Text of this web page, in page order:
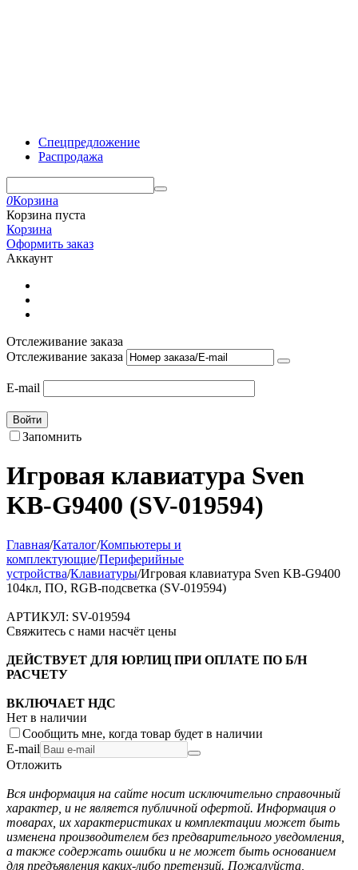
Спецпредложение
Распродажа
0Корзина
Корзина пуста
Корзина
Оформить заказ
Аккаунт
Отслеживание заказа
Отслеживание заказа
E-mail
Войти
Запомнить
Игровая клавиатура Sven
KB-G9400 (SV-019594)
Главная/Каталог/Компьютеры и
комплектующие/Периферийные
устройства/Клавиатуры/Игровая клавиатура Sven KB-G9400
104кл, ПО, RGB-подсветка (SV-019594)
АРТИКУЛ: SV-019594
Свяжитесь с нами насчёт цены
ДЕЙСТВУЕТ ДЛЯ ЮРЛИЦ ПРИ ОПЛАТЕ ПО Б/Н
РАСЧЕТУ
ВКЛЮЧАЕТ НДС
Нет в наличии
Сообщить мне, когда товар будет в наличии
E-mail
Отложить
Вся информация на сайте носит исключительно справочный
характер, и не является публичной офертой. Информация о
товарах, их характеристиках и комплектации может быть
изменена производителем без предварительного уведомления,
а также содержать ошибки и не может быть основанием
для предъявления каких-либо претензий. Пожалуйста,